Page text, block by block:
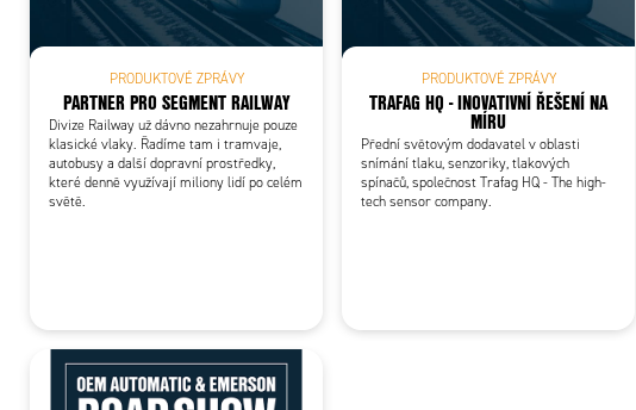
PRODUKTOVÉ ZPRÁVY
PARTNER PRO SEGMENT RAILWAY
Divize Railway už dávno nezahrnuje pouze
klasické vlaky. Řadíme tam i tramvaje,
autobusy a další dopravní prostředky,
které denně využívají miliony lidí po celém
světě.
PRODUKTOVÉ ZPRÁVY
TRAFAG HQ - INOVATIVNÍ ŘEŠENÍ NA
MÍRU
Přední světovým dodavatel v oblasti
snímání tlaku, senzoriky, tlakových
spínačů, společnost Trafag HQ - The high-
tech sensor company.